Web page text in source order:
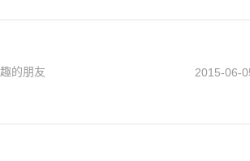
的朋友
2015-06-